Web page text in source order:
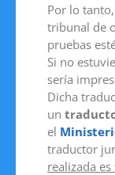
Por lo
tribunal de
pruebas
Si no
sería
Dicha
un
el
traductor
realizada